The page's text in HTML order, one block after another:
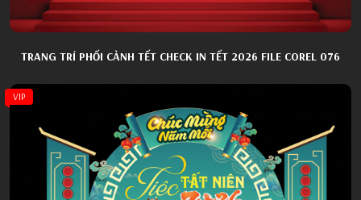
TRANG TRÍ PHỐI CẢNH TẾT CHECK IN TẾT 2026 FILE COREL 076
VIP